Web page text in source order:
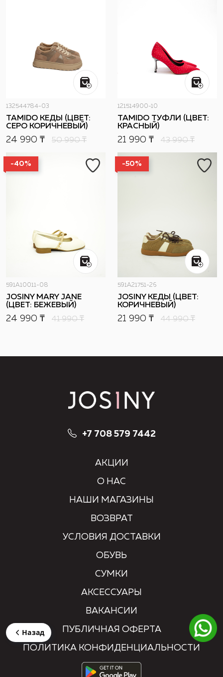
132544784-03
TAMIDO КЕДЫ (ЦВЕТ:
СЕРО КОРИЧНЕВЫЙ)
24 990 ₸ 50 990₸
121514900-10
TAMIDO ТУФЛИ (ЦВЕТ:
КРАСНЫЙ)
21 990 ₸ 43 990₸
-40%
591A10011-08
JOSINY MARY JANE
(ЦВЕТ: БЕЖЕВЫЙ)
24 990 ₸ 41 990₸
-50%
591A21751-26
JOSINY КЕДЫ (ЦВЕТ:
КОРИЧНЕВЫЙ)
21 990 ₸ 44 990₸
+7 708 579 7442
АКЦИИ
О НАС
НАШИ МАГАЗИНЫ
ВОЗВРАТ
УСЛОВИЯ ДОСТАВКИ
ОБУВЬ
СУМКИ
АКСЕССУАРЫ
ВАКАНСИИ
ПУБЛИЧНАЯ ОФЕРТА
ПОЛИТИКА КОНФИДЕНЦИАЛЬНОСТИ
Назад